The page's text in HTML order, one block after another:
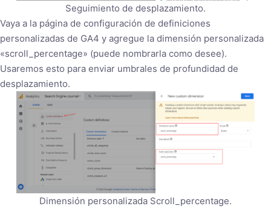
Seguimiento de desplazamiento.
Vaya a la página de configuración de definiciones
personalizadas de GA4 y agregue la dimensión personalizada
«scroll_percentage» (puede nombrarla como desee).
Usaremos esto para enviar umbrales de profundidad de
desplazamiento.
Dimensión personalizada Scroll_percentage.